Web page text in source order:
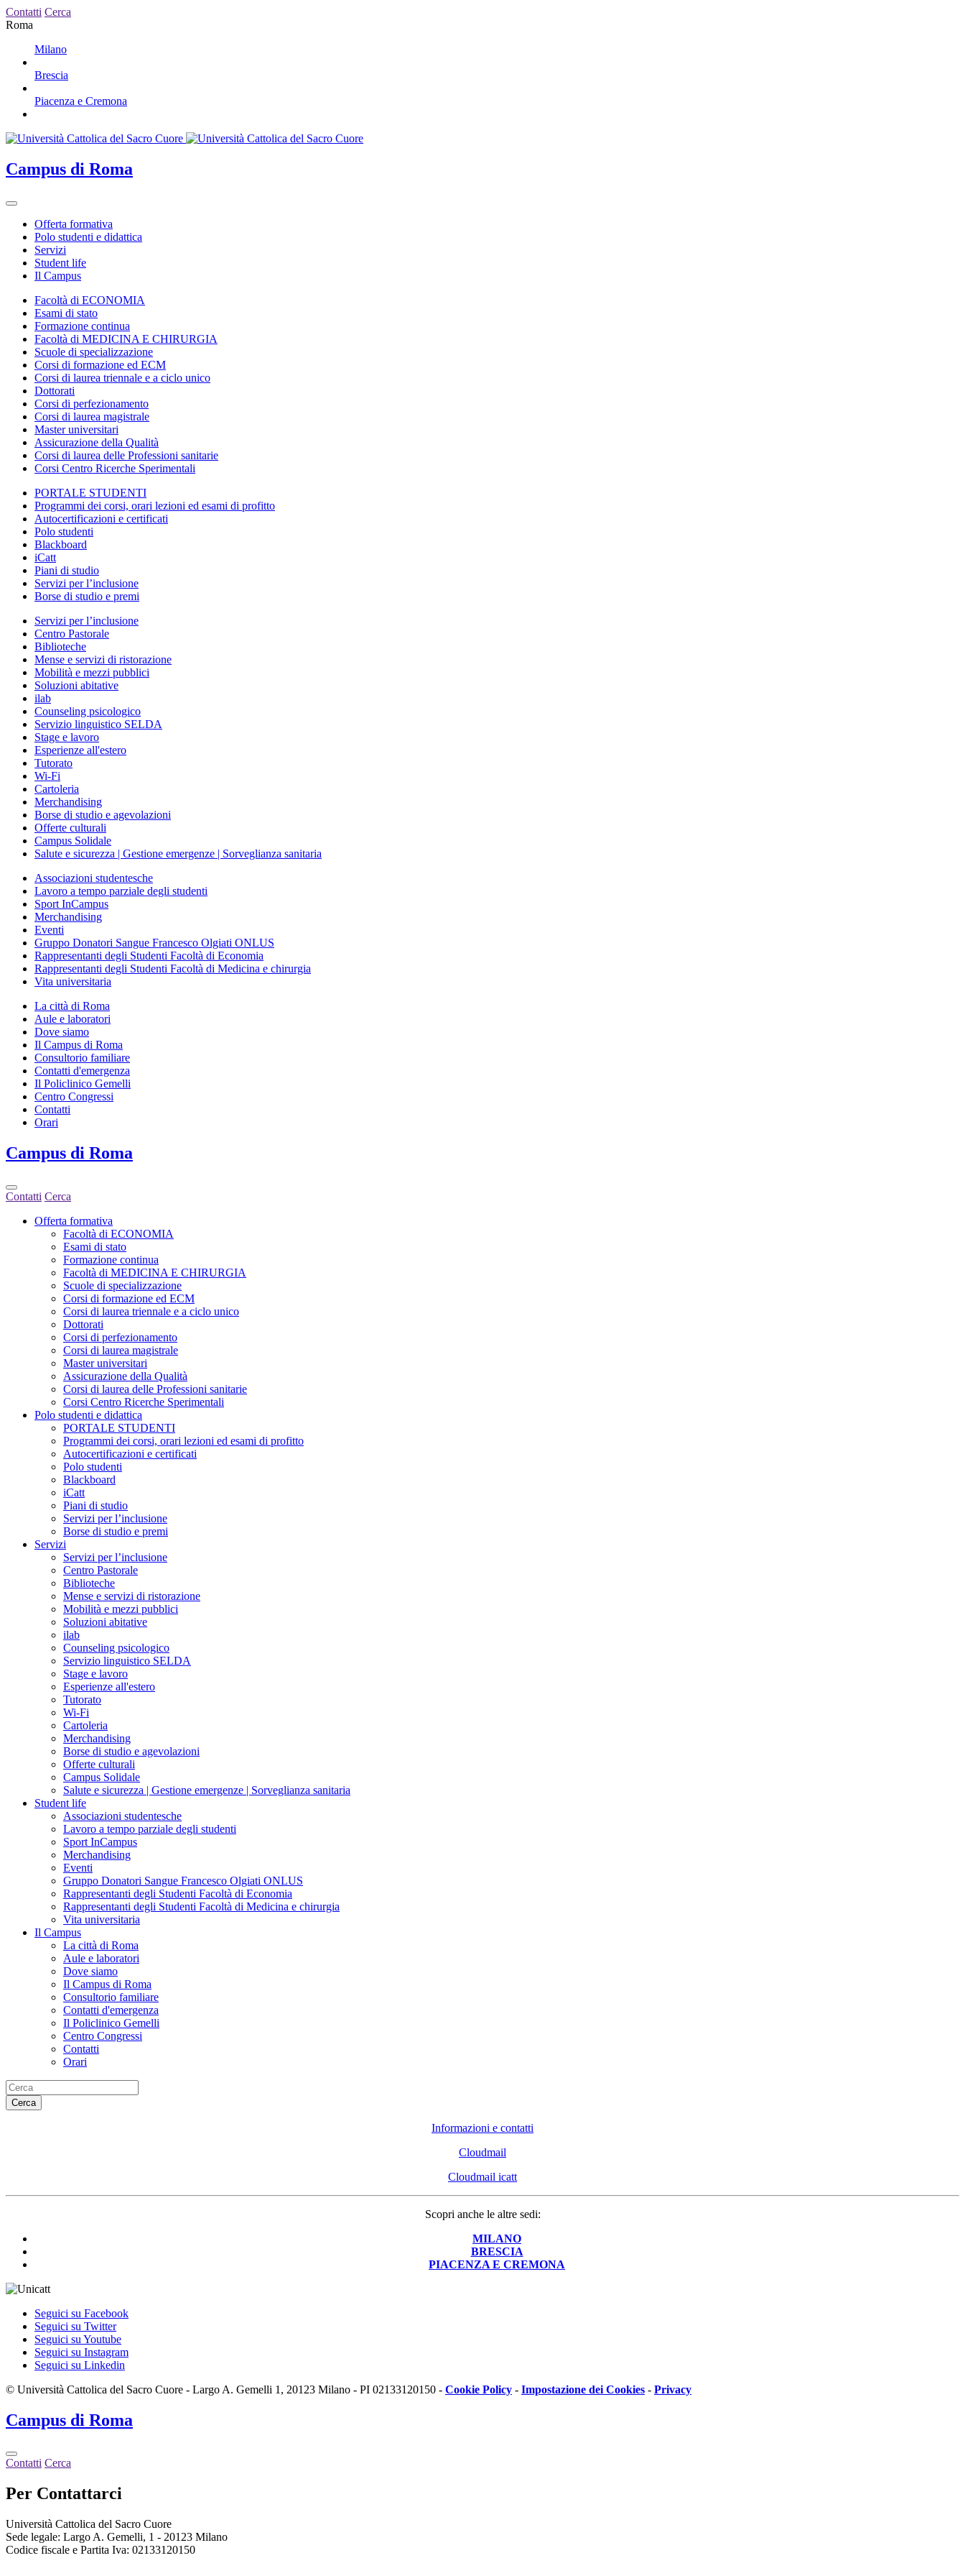
Contatti Cerca
Roma
Milano
Brescia
Piacenza e Cremona
Campus di Roma
Offerta formativa
Polo studenti e didattica
Servizi
Student life
Il Campus
Facoltà di ECONOMIA
Esami di stato
Formazione continua
Facoltà di MEDICINA E CHIRURGIA
Scuole di specializzazione
Corsi di formazione ed ECM
Corsi di laurea triennale e a ciclo unico
Dottorati
Corsi di perfezionamento
Corsi di laurea magistrale
Master universitari
Assicurazione della Qualità
Corsi di laurea delle Professioni sanitarie
Corsi Centro Ricerche Sperimentali
PORTALE STUDENTI
Programmi dei corsi, orari lezioni ed esami di profitto
Autocertificazioni e certificati
Polo studenti
Blackboard
iCatt
Piani di studio
Servizi per l’inclusione
Borse di studio e premi
Servizi per l’inclusione
Centro Pastorale
Biblioteche
Mense e servizi di ristorazione
Mobilità e mezzi pubblici
Soluzioni abitative
ilab
Counseling psicologico
Servizio linguistico SELDA
Stage e lavoro
Esperienze all'estero
Tutorato
Wi-Fi
Cartoleria
Merchandising
Borse di studio e agevolazioni
Offerte culturali
Campus Solidale
Salute e sicurezza | Gestione emergenze | Sorveglianza sanitaria
Associazioni studentesche
Lavoro a tempo parziale degli studenti
Sport InCampus
Merchandising
Eventi
Gruppo Donatori Sangue Francesco Olgiati ONLUS
Rappresentanti degli Studenti Facoltà di Economia
Rappresentanti degli Studenti Facoltà di Medicina e chirurgia
Vita universitaria
La città di Roma
Aule e laboratori
Dove siamo
Il Campus di Roma
Consultorio familiare
Contatti d'emergenza
Il Policlinico Gemelli
Centro Congressi
Contatti
Orari
Campus di Roma
Contatti Cerca
Offerta formativa
Facoltà di ECONOMIA
Esami di stato
Formazione continua
Facoltà di MEDICINA E CHIRURGIA
Scuole di specializzazione
Corsi di formazione ed ECM
Corsi di laurea triennale e a ciclo unico
Dottorati
Corsi di perfezionamento
Corsi di laurea magistrale
Master universitari
Assicurazione della Qualità
Corsi di laurea delle Professioni sanitarie
Corsi Centro Ricerche Sperimentali
Polo studenti e didattica
PORTALE STUDENTI
Programmi dei corsi, orari lezioni ed esami di profitto
Autocertificazioni e certificati
Polo studenti
Blackboard
iCatt
Piani di studio
Servizi per l’inclusione
Borse di studio e premi
Servizi
Servizi per l’inclusione
Centro Pastorale
Biblioteche
Mense e servizi di ristorazione
Mobilità e mezzi pubblici
Soluzioni abitative
ilab
Counseling psicologico
Servizio linguistico SELDA
Stage e lavoro
Esperienze all'estero
Tutorato
Wi-Fi
Cartoleria
Merchandising
Borse di studio e agevolazioni
Offerte culturali
Campus Solidale
Salute e sicurezza | Gestione emergenze | Sorveglianza sanitaria
Student life
Associazioni studentesche
Lavoro a tempo parziale degli studenti
Sport InCampus
Merchandising
Eventi
Gruppo Donatori Sangue Francesco Olgiati ONLUS
Rappresentanti degli Studenti Facoltà di Economia
Rappresentanti degli Studenti Facoltà di Medicina e chirurgia
Vita universitaria
Il Campus
La città di Roma
Aule e laboratori
Dove siamo
Il Campus di Roma
Consultorio familiare
Contatti d'emergenza
Il Policlinico Gemelli
Centro Congressi
Contatti
Orari
Cerca
Informazioni e contatti
Cloudmail
Cloudmail icatt
Scopri anche le altre sedi:
MILANO
BRESCIA
PIACENZA E CREMONA
Seguici su Facebook
Seguici su Twitter
Seguici su Youtube
Seguici su Instagram
Seguici su Linkedin
© Università Cattolica del Sacro Cuore - Largo A. Gemelli 1, 20123 Milano - PI 02133120150 - Cookie Policy - Impostazione dei Cookies - Privacy
Campus di Roma
Contatti Cerca
Per Contattarci
Università Cattolica del Sacro Cuore
Sede legale: Largo A. Gemelli, 1 - 20123 Milano
Codice fiscale e Partita Iva: 02133120150